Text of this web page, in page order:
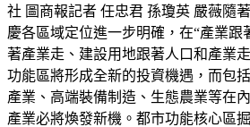
社 圖商報記者 任忠君 孫瓊英 嚴薇隨
慶各區域定位進一步明確，在“產業跟
著產業走、建設用地跟著人口和產業
功能區將形成全新的投資機遇，而包
產業、高端裝備制造、生態農業等在
產業必將煥發新機。都市功能核心區